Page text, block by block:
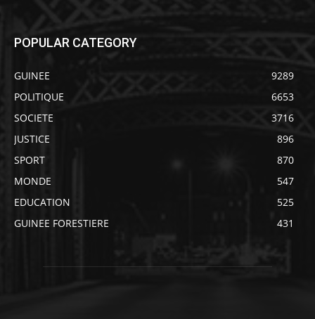
POPULAR CATEGORY
GUINEE
9289
POLITIQUE
6653
SOCIETE
3716
JUSTICE
896
SPORT
870
MONDE
547
EDUCATION
525
GUINEE FORESTIERE
431